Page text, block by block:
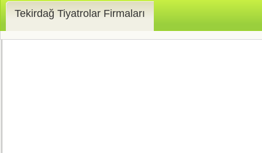
Tekirdağ Tiyatrolar Firmaları